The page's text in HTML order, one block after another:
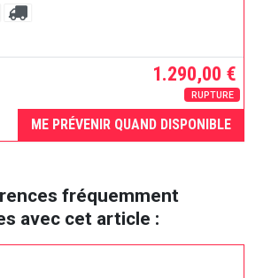
1.290,00 €
RUPTURE
ME PRÉVENIR QUAND DISPONIBLE
fréquemment
avec cet article :